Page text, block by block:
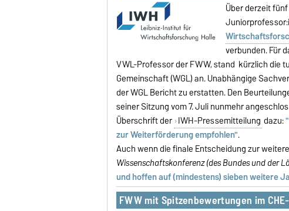
Über derzeit
verbunden. Für
VWL-Professor der FWW, stand kürzlich die
Gemeinschaft (WGL) an. Unabhängige
der WGL Bericht zu erstatten. Den
seiner Sitzung vom 7. Juli nunmehr
Überschrift der IWH-Pressemitteilung dazu:
zur Weiterförderung empfohlen".
Auch wenn die finale Entscheidung zur
Wissenschaftskonferenz (des Bundes und der
und hoffen auf (mindestens) sieben weitere
FWW mit Spitzenbewertungen im